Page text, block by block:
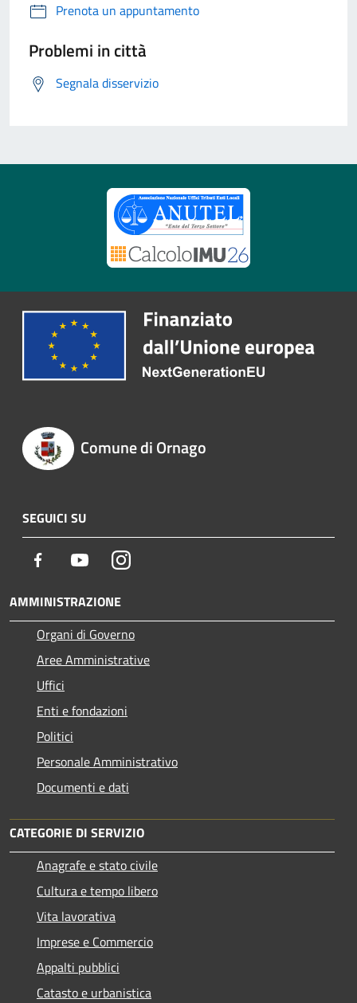
Prenota un appuntamento
Problemi in città
Segnala disservizio
Comune di Ornago
SEGUICI SU
Facebook YoutubeInstagram
AMMINISTRAZIONE
Organi di Governo
Aree Amministrative
Uffici
Enti e fondazioni
Politici
Personale Amministrativo
Documenti e dati
CATEGORIE DI SERVIZIO
Anagrafe e stato civile
Cultura e tempo libero
Vita lavorativa
Imprese e Commercio
Appalti pubblici
Catasto e urbanistica